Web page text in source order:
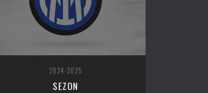
2024-2025
SEZON